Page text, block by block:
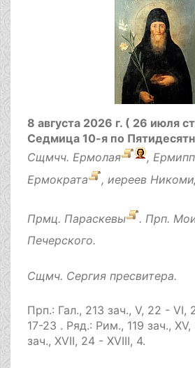
8 августа 2026 г. ( 26 июля
Седмица 10-я по
Сщмчч. Ермолая ,
Ермократа
, иереев
Прмц. Параскевы . Прп.
Печерского.
Сщмч. Сергия пресвитера.
Прп.: Гал., 213 зач., V, 22 - VI,
17-23 . Ряд.: Рим., 119 зач.,
зач., XVII, 24 - XVIII, 4.